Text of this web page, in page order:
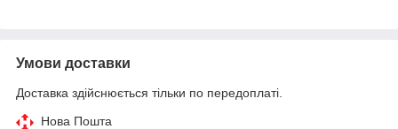
Умови доставки
Доставка здійснюється тільки по передоплаті.
Нова Пошта